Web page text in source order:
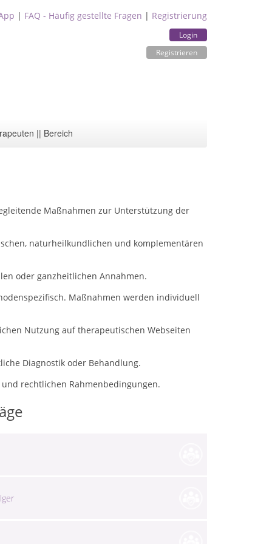
| FAQ - Häufig gestellte Fragen | Registrierung
Login
Registrieren
|| Bereich
Maßnahmen zur Unterstützung der
naturheilkundlichen und komplementären
oder ganzheitlichen Annahmen.
Maßnahmen werden individuell
Nutzung auf therapeutischen Webseiten
Diagnostik oder Behandlung.
rechtlichen Rahmenbedingungen.